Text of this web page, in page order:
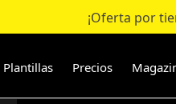
¡Oferta por
Plantillas Precios